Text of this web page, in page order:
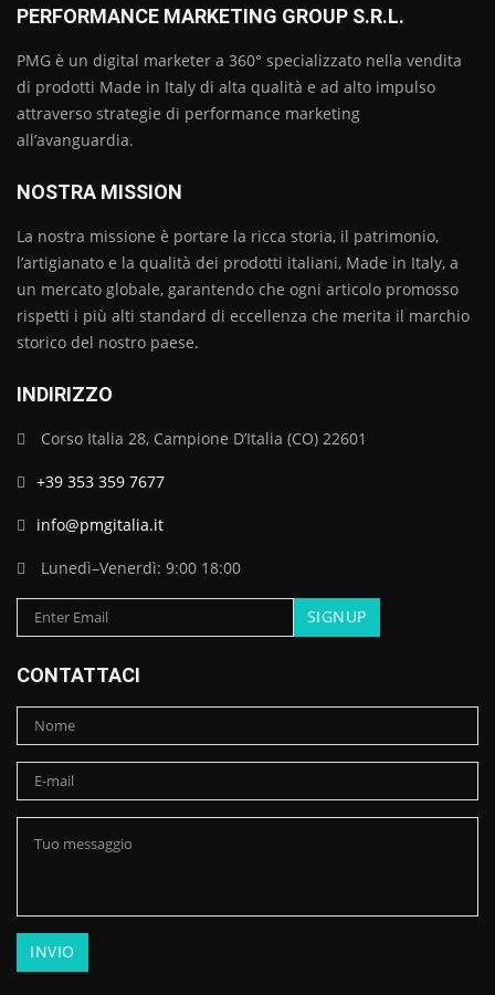
PERFORMANCE MARKETING GROUP S.R.L.
PMG è un digital marketer a 360° specializzato nella vendita
di prodotti Made in Italy di alta qualità e ad alto impulso
attraverso strategie di performance marketing
all’avanguardia.
NOSTRA MISSION
La nostra missione è portare la ricca storia, il patrimonio,
l’artigianato e la qualità dei prodotti italiani, Made in Italy, a
un mercato globale, garantendo che ogni articolo promosso
rispetti i più alti standard di eccellenza che merita il marchio
storico del nostro paese.
INDIRIZZO
Corso Italia 28, Campione D’Italia (CO) 22601
+39 353 359 7677
info@pmgitalia.it
Lunedì–Venerdì: 9:00 18:00
CONTATTACI